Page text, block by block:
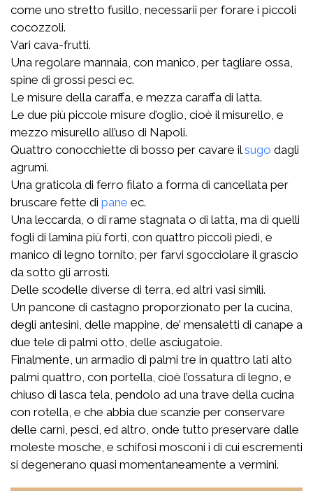
come uno stretto fusillo, necessarii per forare i piccoli
cocozzoli.
Vari cava-frutti.
Una regolare mannaia, con manico, per tagliare ossa,
spine di grossi pesci ec.
Le misure della caraffa, e mezza caraffa di latta.
Le due più piccole misure d’oglio, cioè il misurello, e
mezzo misurello all’uso di Napoli.
Quattro conocchiette di bosso per cavare ilsugo dagli
agrumi.
Una graticola di ferro filato a forma di cancellata per
bruscare fette di pane ec.
Una leccarda, o di rame stagnata o di latta, ma di quelli
fogli di lamina più forti, con quattro piccoli piedi, e
manico di legno tornito, per farvi sgocciolare il grascio
da sotto gli arrosti.
Delle scodelle diverse di terra, ed altri vasi simili.
Un pancone di castagno proporzionato per la cucina,
degli antesini, delle mappine, de’ mensaletti di canape a
due tele di palmi otto, delle asciugatoie.
Finalmente, un armadio di palmi tre in quattro lati alto
palmi quattro, con portella, cioè l’ossatura di legno, e
chiuso di lasca tela, pendolo ad una trave della cucina
con rotella, e che abbia due scanzie per conservare
delle carni, pesci, ed altro, onde tutto preservare dalle
moleste mosche, e schifosi mosconi i di cui escrementi
si degenerano quasi momentaneamente a vermini.